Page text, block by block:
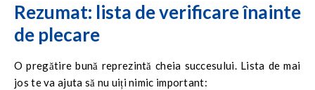
Rezumat: lista de verificare înainte
de plecare
O pregătire bună reprezintă cheia succesului. Lista de mai
jos te va ajuta să nu uiți nimic important: